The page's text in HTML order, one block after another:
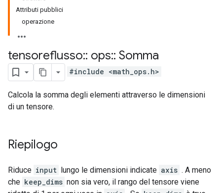
Attributi pubblici
operazione
tensoreflusso:: ops:: Somma
#include <math_ops.h>
Calcola la somma degli elementi attraverso le dimensioni
di un tensore.
Riepilogo
Riduce input lungo le dimensioni indicate axis . A meno
che keep_dims non sia vero, il rango del tensore viene